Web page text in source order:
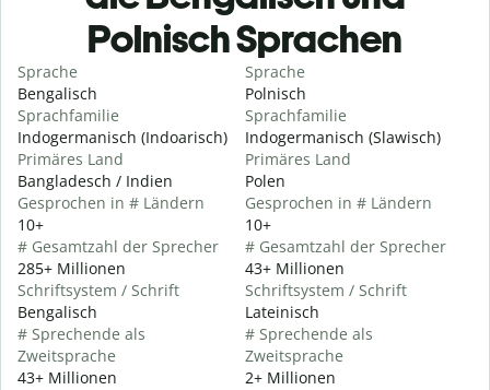
Polnisch Sprachen
Sprache
Bengalisch
Sprachfamilie
Indogermanisch (Indoarisch)
Primäres Land
Bangladesch / Indien
Gesprochen in # Ländern
10+
# Gesamtzahl der Sprecher
285+ Millionen
Schriftsystem / Schrift
Bengalisch
# Sprechende als
Zweitsprache
43+ Millionen
Sprache
Polnisch
Sprachfamilie
Indogermanisch (Slawisch)
Primäres Land
Polen
Gesprochen in # Ländern
10+
# Gesamtzahl der Sprecher
43+ Millionen
Schriftsystem / Schrift
Lateinisch
# Sprechende als
Zweitsprache
2+ Millionen